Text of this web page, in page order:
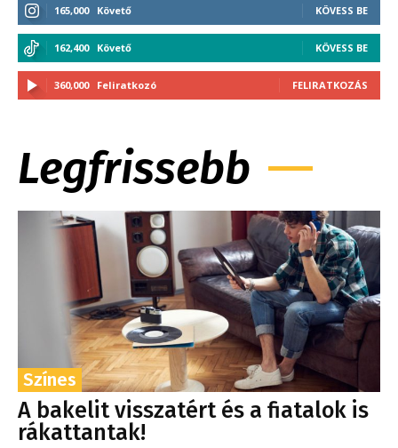
165,000 Követő KÖVESS BE
162,400 Követő KÖVESS BE
360,000 Feliratkozó FELIRATKOZÁS
Legfrissebb
Színes
A bakelit visszatért és a fiatalok is
rákattantak!